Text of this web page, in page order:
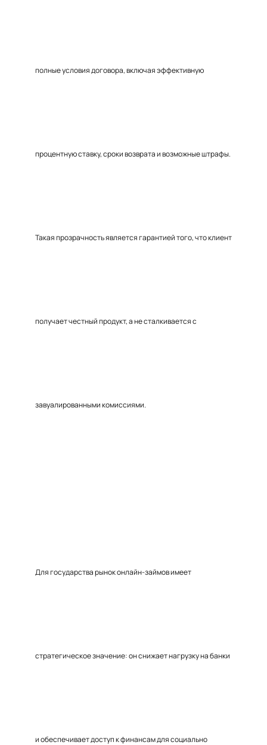
полные условия договора, включая эффективную
процентную ставку, сроки возврата и возможные штрафы.
Такая прозрачность является гарантией того, что клиент
получает честный продукт, а не сталкивается с
завуалированными комиссиями.
Для государства рынок онлайн-займов имеет
стратегическое значение: он снижает нагрузку на банки
и обеспечивает доступ к финансам для социально